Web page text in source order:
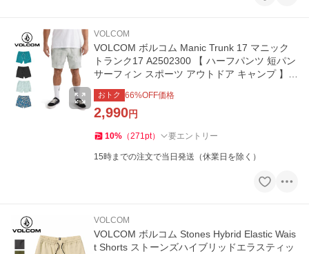
VOLCOM
VOLCOM ボルコム Manic Trunk 17 マニック
トランク17 A2502300 【 ハーフパンツ 短パン
サーフィン スポーツ アウトドア キャンプ 】
【メール便・代引不可】
おトク 66%OFF価格
2,990円
10% （271pt） 要エントリー
15時までの注文で当日発送（休業日を除く）
VOLCOM
VOLCOM ボルコム Stones Hybrid Elastic Wais
t Shorts ストーンズハイブリッドエラスティッ